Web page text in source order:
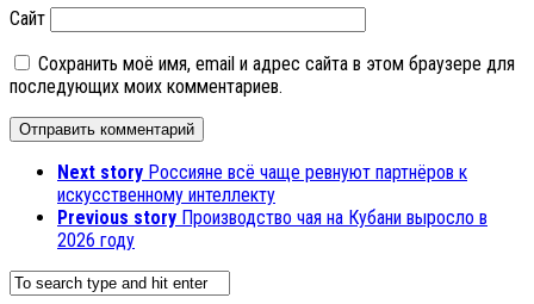
Сайт
Сохранить моё имя, email и адрес сайта в этом браузере для
последующих моих комментариев.
Next story Россияне всё чаще ревнуют партнёров к
искусственному интеллекту
Previous story Производство чая на Кубани выросло в
2026 году